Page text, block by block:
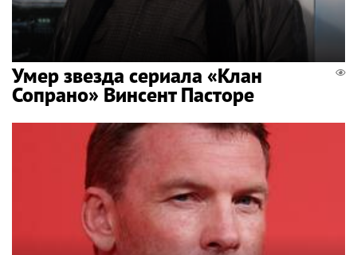
Умер звезда сериала «Клан
Сопрано» Винсент Пасторе